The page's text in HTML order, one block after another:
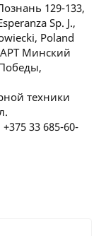
129-133,
Sp. J.,
Poland
Минский
техники
33 685-60-